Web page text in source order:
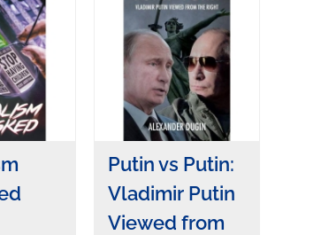
Putin vs Putin:
Vladimir Putin
Viewed from